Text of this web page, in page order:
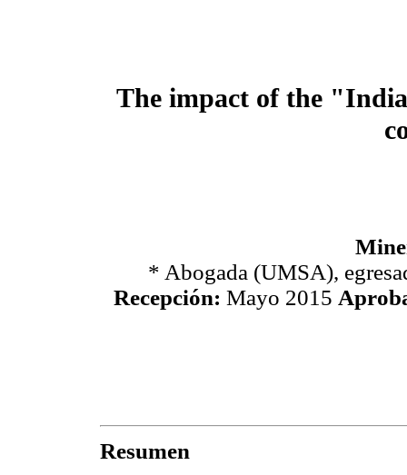
The impact of the
* Abogada (UMSA),
Recepción: Mayo 2015
Resumen